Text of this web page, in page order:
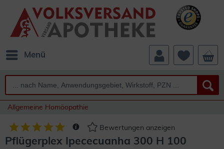
Menü
Allgemeine Homöopathie
Bewertungen anzeigen
Pflügerplex Ipececuanha 300 H 100